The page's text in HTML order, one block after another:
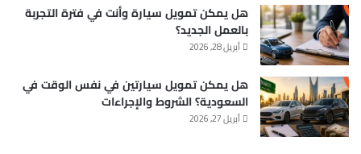
هل يمكن تمويل سيارة وأنت في فترة التجربة
بالعمل الجديد؟
أبريل 28, 2026
هل يمكن تمويل سيارتين في نفس الوقت في
السعودية؟ الشروط والإجراءات
أبريل 27, 2026